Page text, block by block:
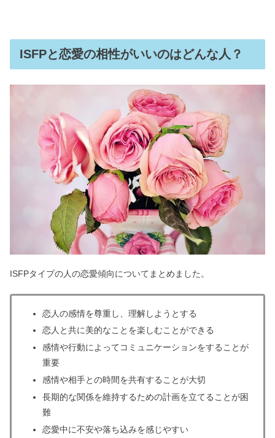
ISFPと恋愛の相性がいいのはどんな人？
ISFPタイプの人の恋愛傾向についてまとめました。
恋人の感情を尊重し、理解しようとする
恋人と共に美的なことを楽しむことができる
感情や行動によってコミュニケーションをすることが
重要
感情や相手との時間を共有することが大切
長期的な関係を維持するための計画を立てることが困
難
恋愛中に不安や落ち込みを感じやすい